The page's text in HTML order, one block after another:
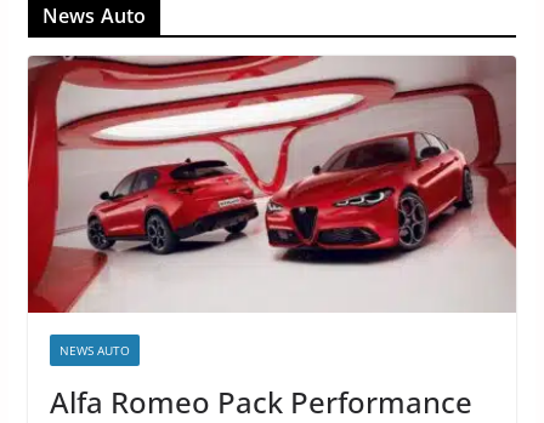
News Auto
NEWS AUTO
Alfa Romeo Pack Performance